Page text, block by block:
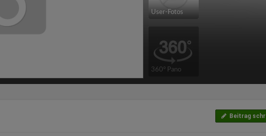
User-Fotos
360° Pano
Beitrag